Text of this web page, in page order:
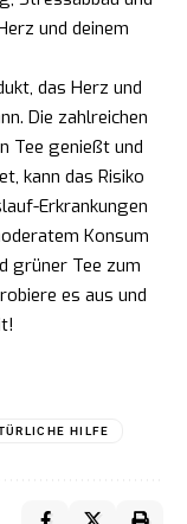
und deinem
das Herz und
Die zahlreichen
Tee genießt und
kann das Risiko
Erkrankungen
Konsum
grüner Tee zum
es aus und
HILFE